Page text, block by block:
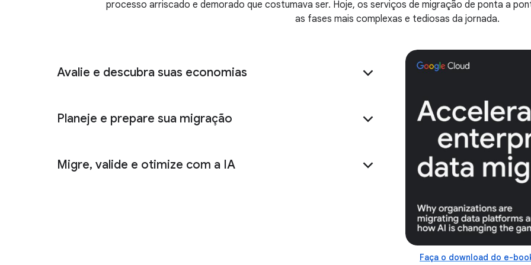
processo arriscado e demorado que costumava ser. Hoje, os serviços de migração de ponta a
as fases mais complexas e tediosas da jornada.
Avalie e descubra suas economias
Planeje e prepare sua migração
Migre, valide e otimize com a IA
Faça o download do e-